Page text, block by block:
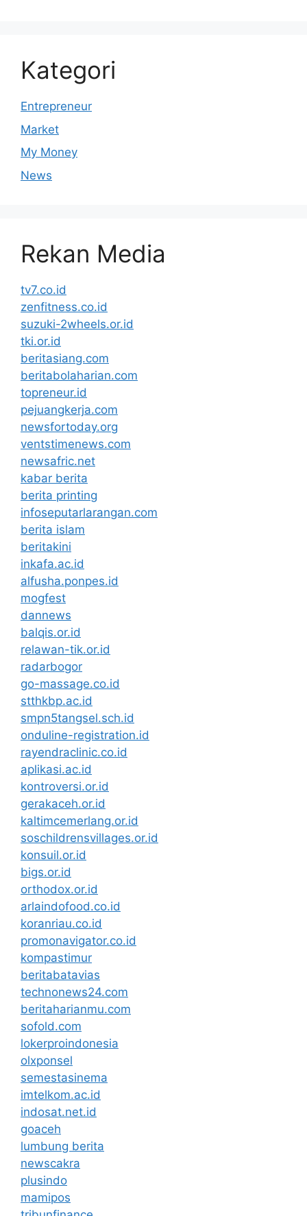
Kategori
Entrepreneur
Market
My Money
News
Rekan Media
tv7.co.id
zenfitness.co.id
suzuki-2wheels.or.id
tki.or.id
beritasiang.com
beritabolaharian.com
topreneur.id
pejuangkerja.com
newsfortoday.org
ventstimenews.com
newsafric.net
kabar berita
berita printing
infoseputarlarangan.com
berita islam
beritakini
inkafa.ac.id
alfusha.ponpes.id
mogfest
dannews
balqis.or.id
relawan-tik.or.id
radarbogor
go-massage.co.id
stthkbp.ac.id
smpn5tangsel.sch.id
onduline-registration.id
rayendraclinic.co.id
aplikasi.ac.id
kontroversi.or.id
gerakaceh.or.id
kaltimcemerlang.or.id
soschildrensvillages.or.id
konsuil.or.id
bigs.or.id
orthodox.or.id
arlaindofood.co.id
koranriau.co.id
promonavigator.co.id
kompastimur
beritabatavias
technonews24.com
beritaharianmu.com
sofold.com
lokerproindonesia
olxponsel
semestasinema
imtelkom.ac.id
indosat.net.id
goaceh
lumbung berita
newscakra
plusindo
mamipos